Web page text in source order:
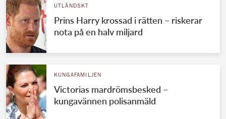
UTLÄNDSKT
Prins Harry krossad i rätten – riskerar
nota på en halv miljard
KUNGAFAMILJEN
Victorias mardrömsbesked –
kungavännen polisanmäld